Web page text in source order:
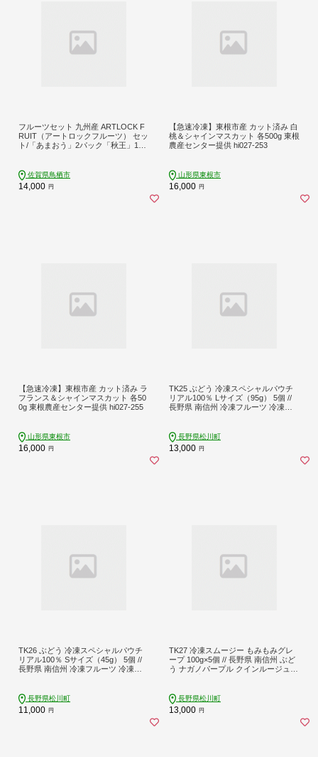
フルーツセット 九州産 ARTLOCK F
RUIT（アートロックフルーツ） セッ
ト/「あまおう」2パック「秋王」1パ
イチゴ 柿 かき マスカット 果物 くだ
もの 冷凍 ※配送不可:離島
佐賀県鳥栖市
14,000 円
【急速冷凍】東根市産 カット済み 白
桃＆シャインマスカット 各500g 東根
農産センター提供 hi027-253
山形県東根市
16,000 円
【急速冷凍】東根市産 カット済み ラ
フランス＆シャインマスカット 各50
0g 東根農産センター提供 hi027-255
山形県東根市
16,000 円
TK25 ぶどう 冷凍スペシャルパウチ
リアル100％ Lサイズ（95g） 5個 //
長野県 南信州 冷凍フルーツ 冷凍パ
ンマスカット ナガノパープル クイン
ルージュ
長野県松川町
13,000 円
TK26 ぶどう 冷凍スペシャルパウチ
リアル100％ Sサイズ（45g） 5個 //
長野県 南信州 冷凍フルーツ 冷凍パ
ンマスカット ナガノパープル クイン
ルージュ®
長野県松川町
11,000 円
TK27 冷凍スムージー もみもみグレ
ープ 100g×5個 // 長野県 南信州 ぶど
う ナガノパープル クインルージュ
長野県松川町
13,000 円